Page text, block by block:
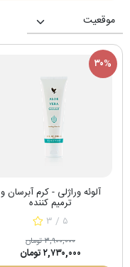
۳۰%
آلوئه وراژلی - کرم آبرسان و
ترمیم کننده
۳ / ۵
۳,۹۰۰,۰۰۰ تومان
۲,۷۳۰,۰۰۰ تومان